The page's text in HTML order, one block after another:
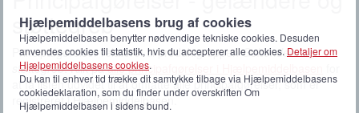
støttegreb
Principafgørelser relateret til produktgruppenGelændere og
støttegreb. Klik påalle principafgørelser i Hjælpemiddelbasen
at få listen udvidet til at omfatte alle principafgørelser, som er
registreret i Hjælpemiddelbasen.
Hjælpemiddelbasens brug af cookies
Hjælpemiddelbasen benytter nødvendige tekniske cookies. Desuden
anvendes cookies til statistik, hvis du accepterer alle cookies. Detaljer om
Hjælpemiddelbasens cookies.
Du kan til enhver tid trække dit samtykke tilbage via Hjælpemiddelbasens
cookiedeklaration, som du finder under overskriften Om
Hjælpemiddelbasen i sidens bund.